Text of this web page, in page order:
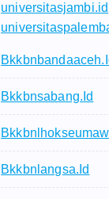
universitasjambi.id
Bkkbnsabang.id
Bkkbnlangsa.id